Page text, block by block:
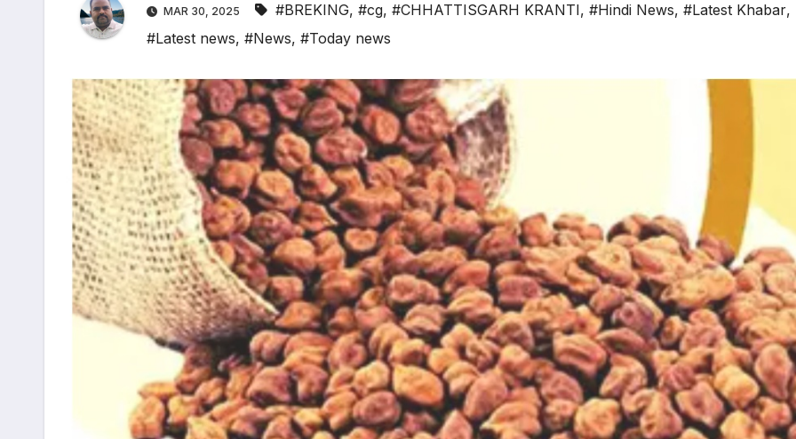
MAR 30, 2025 #BREKING, #cg, #CHHATTISGARH KRANTI, #Hindi News, #Latest Khabar,
#Latest news, #News, #Today news